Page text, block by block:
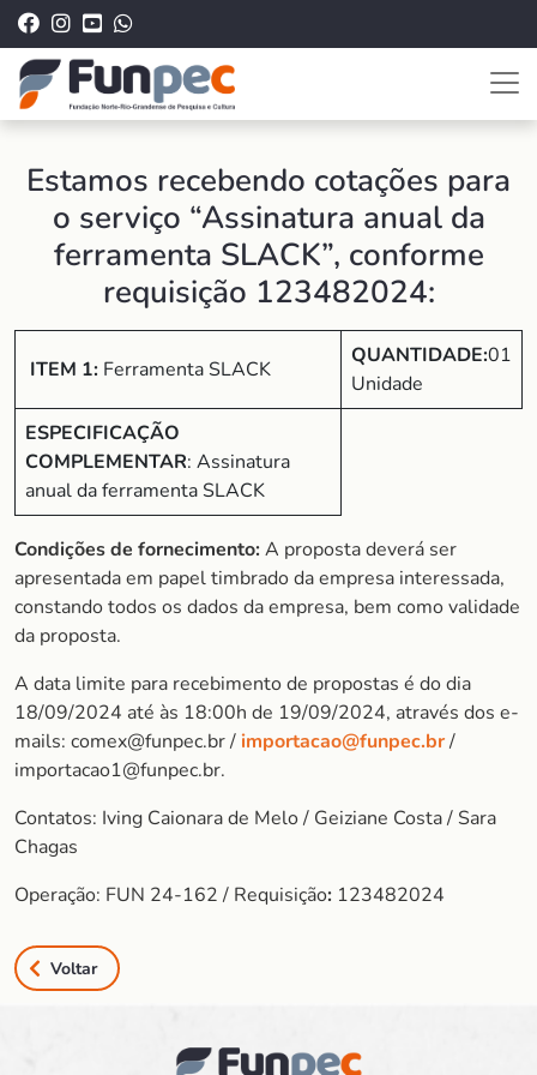
Estamos recebendo cotações para
o serviço “Assinatura anual da
ferramenta SLACK”, conforme
requisição 123482024:
ITEM 1: Ferramenta SLACK
QUANTIDADE:01
Unidade
ESPECIFICAÇÃO
COMPLEMENTAR: Assinatura
anual da ferramenta SLACK
Condições de fornecimento:A proposta deverá ser
apresentada em papel timbrado da empresa interessada,
constando todos os dados da empresa, bem como validade
da proposta.
A data limite para recebimento de propostas é do dia
18/09/2024 até às 18:00h de 19/09/2024, através dos e-
mails: comex@funpec.br /importacao@funpec.br/
importacao1@funpec.br.
Contatos: Iving Caionara de Melo / Geiziane Costa / Sara
Chagas
Operação: FUN 24-162 / Requisição: 123482024
Voltar